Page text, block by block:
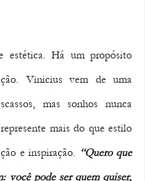
estética. Há um propósito
Vinicius vem de uma
mas sonhos nunca
mais do que estilo
e inspiração. “Quero que
você pode ser quem quiser,